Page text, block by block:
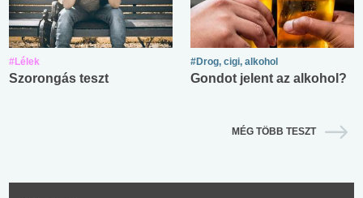
#Lélek
Szorongás teszt
#Drog, cigi, alkohol
Gondot jelent az alkohol?
MÉG TÖBB TESZT